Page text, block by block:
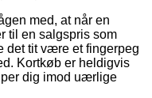
med, at når en
til en salgspris som
det tit være et fingerpeg
Kortkøb er heldigvis
dig imod uærlige